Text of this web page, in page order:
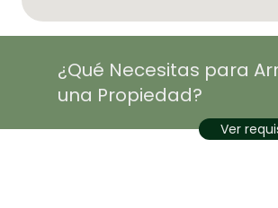
¿Qué Necesitas para
una Propiedad?
Ver